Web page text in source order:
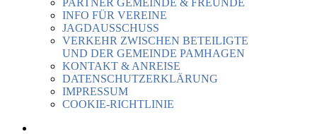
PARTNER GEMEINDE & FREUNDE
INFO FÜR VEREINE
JAGDAUSSCHUSS
VERKEHR ZWISCHEN BETEILIGTE
UND DER GEMEINDE PAMHAGEN
KONTAKT & ANREISE
DATENSCHUTZERKLÄRUNG
IMPRESSUM
COOKIE-RICHTLINIE